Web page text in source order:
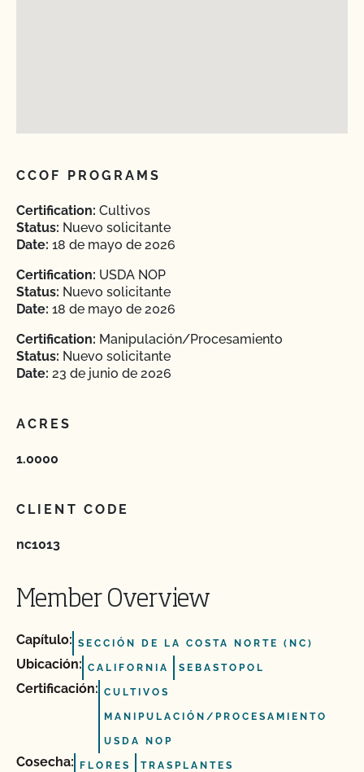
CCOF PROGRAMS
Certification: Cultivos
Status: Nuevo solicitante
Date: 18 de mayo de 2026
Certification: USDA NOP
Status: Nuevo solicitante
Date: 18 de mayo de 2026
Certification: Manipulación/Procesamiento
Status: Nuevo solicitante
Date: 23 de junio de 2026
ACRES
1.0000
CLIENT CODE
nc1013
Member Overview
Capítulo: SECCIÓN DE LA COSTA NORTE (NC)
Ubicación: CALIFORNIA SEBASTOPOL
Certificación: CULTIVOS
MANIPULACIÓN/PROCESAMIENTO
USDA NOP
Cosecha: FLORES TRASPLANTES